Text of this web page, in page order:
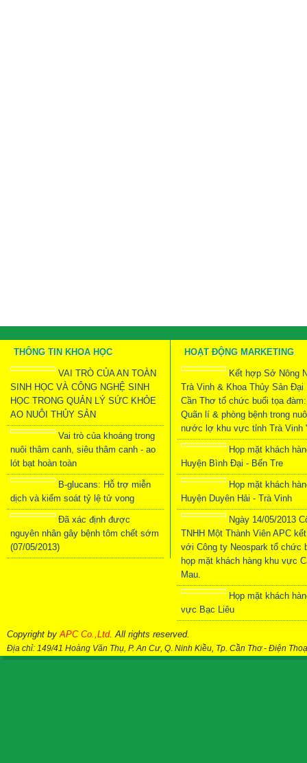
THÔNG TIN KHOA HỌC
VAI TRÒ CỦA AN TOÀN
SINH HỌC VÀ CÔNG NGHỆ SINH
HỌC TRONG QUẢN LÝ SỨC KHỎE
AO NUÔI THỦY SẢN
Vai trò của khoáng trong
nuôi thâm canh, siêu thâm canh - ao
lót bạt hoàn toàn
B-glucans: Hỗ trợ miễn
dịch và kiểm soát tỷ lệ tử vong
Đã xác định được
nguyên nhân gây bệnh tôm chết sớm
(07/05/2013)
HOẠT ĐỘNG MARKETING
Kết hợp Sở Nông
Trà Vinh & Khoa Thủy Sản Đại
Cần Thơ tổ chức buổi tọa
Quãn lí & phòng bệnh trong
nước lợ khu vực tỉnh Trà Vinh
Họp mặt khách
Huyện Bình Đại - Bến Tre
Họp mặt khách
Huyện Duyên Hải - Trà Vinh
Ngày 14/05/2013
TNHH Một Thành Viên APC
với Công ty Neospark tổ chức
họp mặt khách hàng khu vực
Mau.
Họp mặt khách
vực Bạc Liêu
Copyright byAPC Co.,Ltd. All rights reserved.
Địa chỉ: 149/41 Hoàng Văn Thụ, P. An Cư, Q. Ninh Kiều, Tp. Cần Thơ-Điện